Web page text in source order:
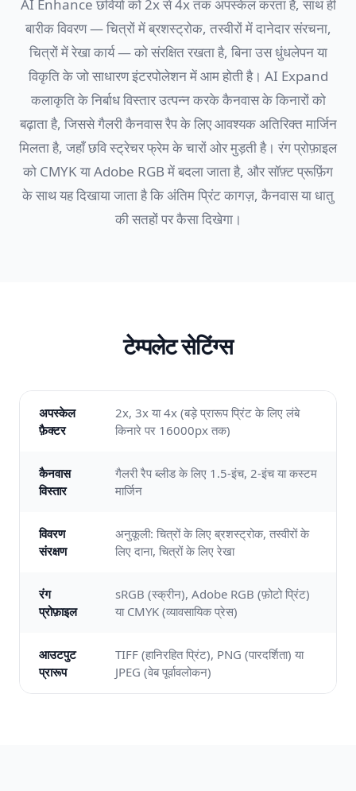
AI Enhance छवियों को 2x से 4x तक अपस्केल करता है, साथ ही
बारीक विवरण — चित्रों में ब्रशस्ट्रोक, तस्वीरों में दानेदार संरचना,
चित्रों में रेखा कार्य — को संरक्षित रखता है, बिना उस धुंधलेपन या
विकृति के जो साधारण इंटरपोलेशन में आम होती है। AI Expand
कलाकृति के निर्बाध विस्तार उत्पन्न करके कैनवास के किनारों को
बढ़ाता है, जिससे गैलरी कैनवास रैप के लिए आवश्यक अतिरिक्त मार्जिन
मिलता है, जहाँ छवि स्ट्रेचर फ्रेम के चारों ओर मुड़ती है। रंग प्रोफ़ाइल
को CMYK या Adobe RGB में बदला जाता है, और सॉफ़्ट प्रूफ़िंग
के साथ यह दिखाया जाता है कि अंतिम प्रिंट कागज़, कैनवास या धातु
की सतहों पर कैसा दिखेगा।
टेम्पलेट सेटिंग्स
अपस्केल
फ़ैक्टर
2x, 3x या 4x (बड़े प्रारूप प्रिंट के लिए लंबे
किनारे पर 16000px तक)
कैनवास
विस्तार
गैलरी रैप ब्लीड के लिए 1.5-इंच, 2-इंच या कस्टम
मार्जिन
विवरण
संरक्षण
अनुकूली: चित्रों के लिए ब्रशस्ट्रोक, तस्वीरों के
लिए दाना, चित्रों के लिए रेखा
रंग
प्रोफ़ाइल
sRGB (स्क्रीन), Adobe RGB (फ़ोटो प्रिंट)
या CMYK (व्यावसायिक प्रेस)
आउटपुट
प्रारूप
TIFF (हानिरहित प्रिंट), PNG (पारदर्शिता) या
JPEG (वेब पूर्वावलोकन)